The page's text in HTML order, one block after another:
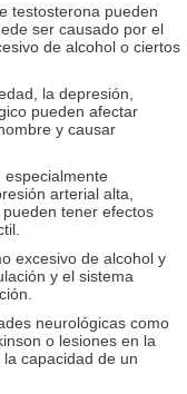
testosterona pueden
ser causado por el
de alcohol o ciertos
la depresión,
pueden afectar
y causar
especialmente
arterial alta,
tener efectos
excesivo de alcohol y
y el sistema
neurológicas como
o lesiones en la
capacidad de un